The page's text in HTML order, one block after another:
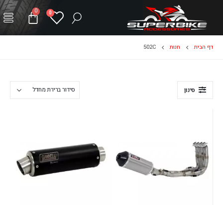
0
0
דף הבית חנות 502C
סינון